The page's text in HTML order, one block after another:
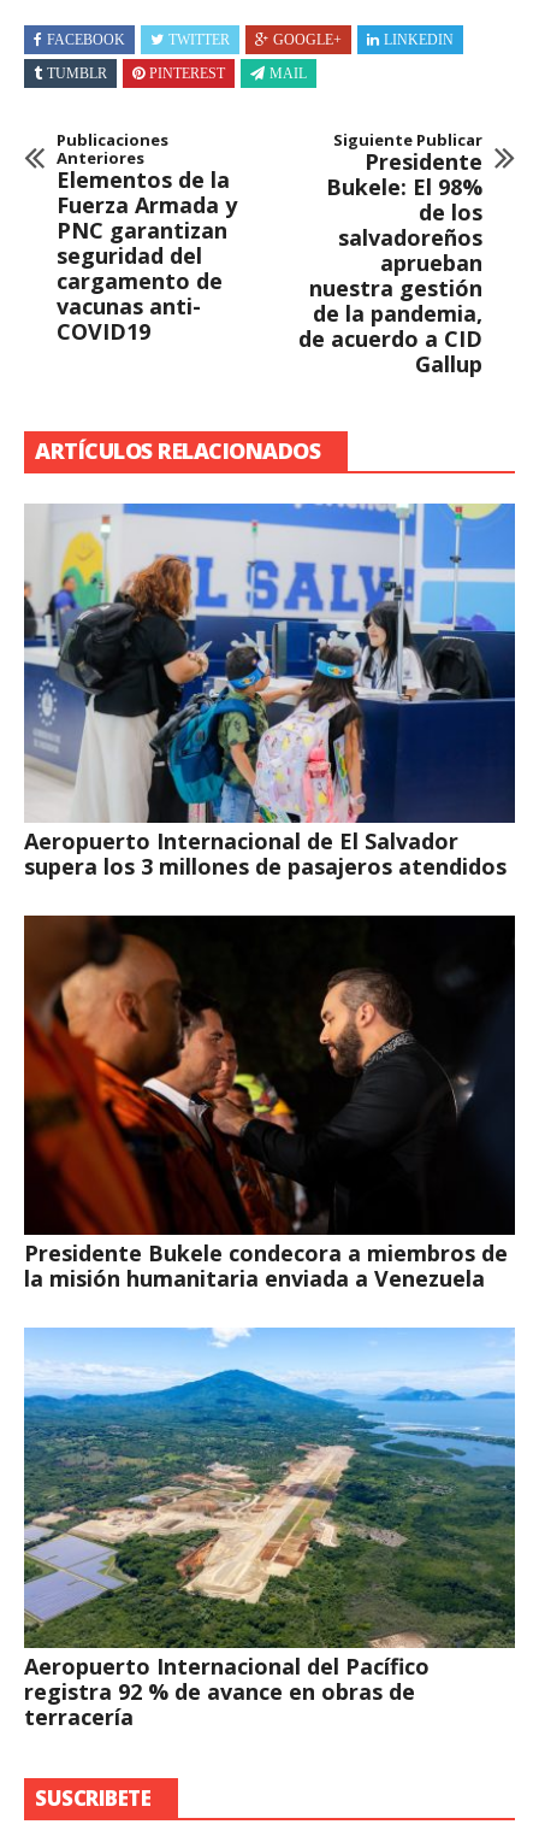
FACEBOOK TWITTER GOOGLE+
LINKEDIN
TUMBLR
PINTEREST MAIL
Publicaciones
Anteriores
Elementos de la
Fuerza Armada y
PNC garantizan
seguridad del
cargamento de
vacunas anti-
COVID19
Siguiente Publicar
Presidente
Bukele: El 98%
de los
salvadoreños
aprueban
nuestra gestión
de la pandemia,
de acuerdo a CID
Gallup
ARTÍCULOS RELACIONADOS
Aeropuerto Internacional de El Salvador
supera los 3 millones de pasajeros atendidos
Presidente Bukele condecora a miembros de
la misión humanitaria enviada a Venezuela
Aeropuerto Internacional del Pacífico
registra 92 % de avance en obras de
terracería
SUSCRIBETE